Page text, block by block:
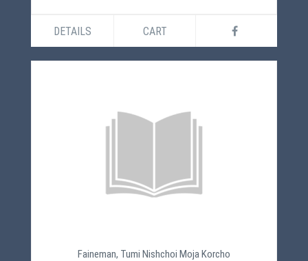
DETAILS CART
Faineman, Tumi Nishchoi Moja Korcho